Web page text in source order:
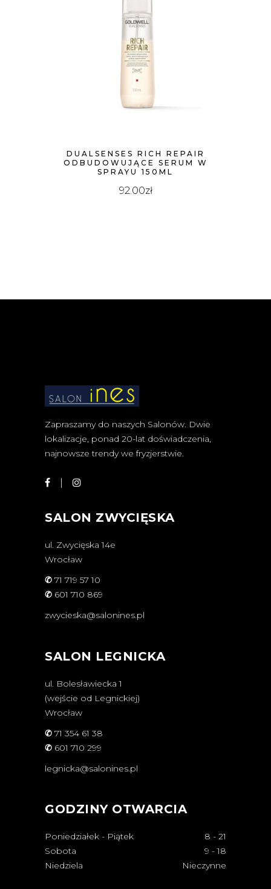
DUALSENSES RICH REPAIR
ODBUDOWUJĄCE SERUM W
SPRAYU 150ML
92.00zł
Zapraszamy do naszych Salonów. Dwie
lokalizacje, ponad 20-lat doświadczenia,
najnowsze trendy we fryzjerstwie.
SALON ZWYCIĘSKA
ul. Zwycięska 14e
Wrocław
✆ 71 719 57 10
✆ 601 710 869
zwycieska@salonines.pl
SALON LEGNICKA
ul. Bolesławiecka 1
(wejście od Legnickiej)
Wrocław
✆ 71 354 61 38
✆ 601 710 299
legnicka@salonines.pl
GODZINY OTWARCIA
Poniedziałek - Piątek 8 - 21
Sobota
9 - 18
Niedziela
Nieczynne